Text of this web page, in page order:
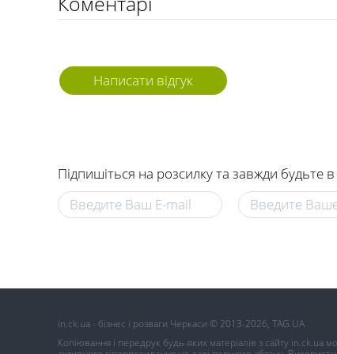
Написати відгук
Підпишіться на розсилку та завжди будьте
in.ck.ua - бізнес і розваги Черкаси © 2013-2026, TAG.UA
Копіювання і передрук будь-яких матеріалів з сайту in.ck.ua